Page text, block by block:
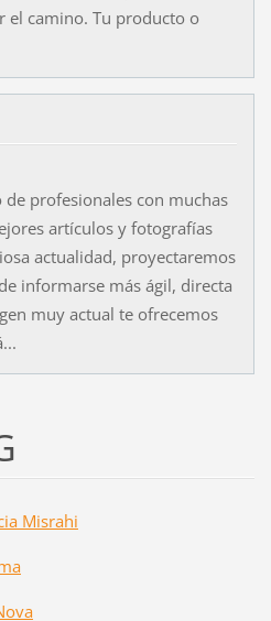
el camino. Tu producto o
profesionales con muchas
artículos y fotografías
actualidad, proyectaremos
informarse más ágil, directa
muy actual te ofrecemos
Misrahi